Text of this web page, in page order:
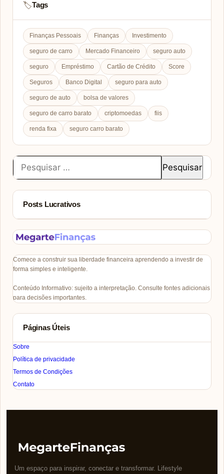
🏷️Tags
Finanças Pessoais Finanças Investimento
seguro de carro Mercado Financeiro seguro auto
seguro Empréstimo Cartão de Crédito Score
Seguros Banco Digital seguro para auto
seguro de auto bolsa de valores
seguro de carro barato criptomoedas fiis
renda fixa seguro carro barato
Pesquisar
por:
Posts Lucrativos
Comece a construir sua liberdade financeira aprendendo a investir de
forma simples e inteligente.
Conteúdo Informativo: sujeito a interpretação. Consulte fontes adicionais
para decisões importantes.
Páginas Úteis
Sobre
Política de privacidade
Termos de Condições
Contato
Um espaço para inspirar, conectar e transformar. Lifestyle